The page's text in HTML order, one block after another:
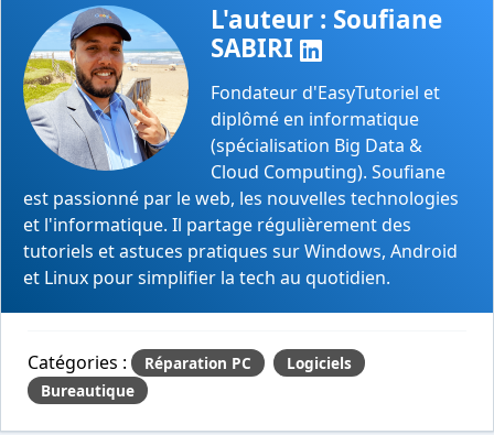
L'auteur : Soufiane
SABIRI
Fondateur d'EasyTutoriel et
diplômé en informatique
(spécialisation Big Data &
Cloud Computing). Soufiane
est passionné par le web, les nouvelles technologies
et l'informatique. Il partage régulièrement des
tutoriels et astuces pratiques sur Windows, Android
et Linux pour simplifier la tech au quotidien.
Catégories : Réparation PC
Logiciels
Bureautique